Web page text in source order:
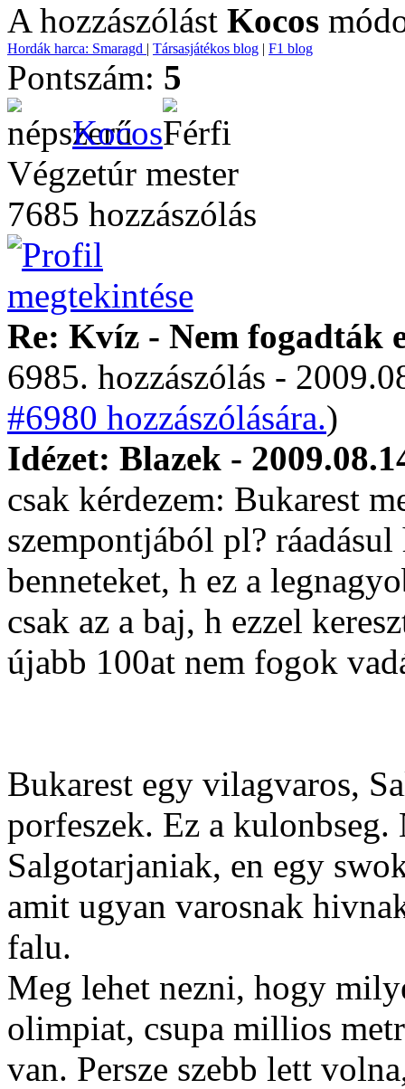
A hozzászólást Kocos
Hordák harca: Smaragd | Társasjátékos blog | F1 blog
Pontszám: 5
Kocos
Végzetúr mester
7685 hozzászólás
Re: Kvíz - Nem fogadták
6985. hozzászólás -
#6980 hozzászólására.)
Idézet: Blazek -
csak kérdezem: Bukarest
szempontjából pl?
benneteket, h ez a
csak az a baj, h ezzel
újabb 100at nem fogok
Bukarest egy vilagvaros,
porfeszek. Ez a
Salgotarjaniak, en egy
amit ugyan varosnak
falu.
Meg lehet nezni, hogy
olimpiat, csupa millios
van. Persze szebb lett